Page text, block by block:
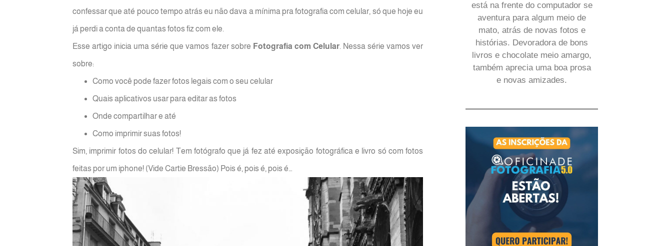
confessar que até pouco tempo atrás eu não dava a mínima pra fotografia com celular, só que hoje eu
já perdi a conta de quantas fotos fiz com ele.
Esse artigo inicia uma série que vamos fazer sobre Fotografia com Celular. Nessa série vamos ver
sobre:
Como você pode fazer fotos legais com o seu celular
Quais aplicativos usar para editar as fotos
Onde compartilhar e até
Como imprimir suas fotos!
Sim, imprimir fotos do celular! Tem fotógrafo que já fez até exposição fotográfica e livro só com fotos
feitas por um iphone! (Vide Cartie Bressão) Pois é, pois é, pois é…
está na frente do computador se
aventura para algum meio de
mato, atrás de novas fotos e
histórias. Devoradora de bons
livros e chocolate meio amargo,
também aprecia uma boa prosa
e novas amizades.